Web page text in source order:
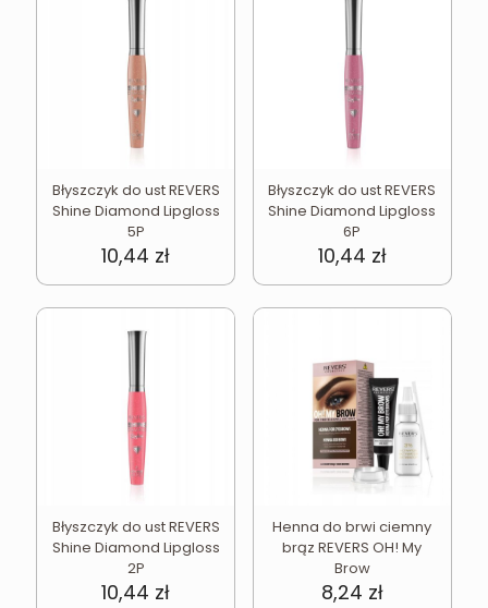
Błyszczyk do ust REVERS
Shine Diamond Lipgloss
5P
10,44 zł
Błyszczyk do ust REVERS
Shine Diamond Lipgloss
6P
10,44 zł
Błyszczyk do ust REVERS
Shine Diamond Lipgloss
2P
10,44 zł
Henna do brwi ciemny
brąz REVERS OH! My
Brow
8,24 zł